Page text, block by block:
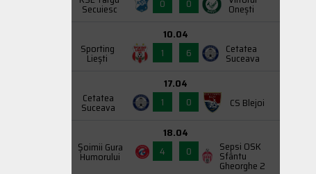
Secuiesc
0
0 Onești
Sporting
Liești
10.04
1
6 Cetatea
Suceava
Cetatea
Suceava
17.04
1
0 CS Blejoi
Şoimii Gura
Humorului
18.04
4
0 Sepsi OSK
Sfântu
Gheorghe 2